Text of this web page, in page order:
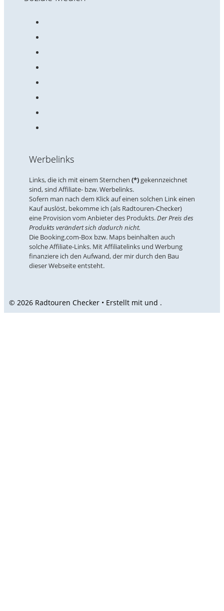
Werbelinks
Links, die ich mit einem Sternchen (*)gekennzeichnet
sind, sind Affiliate- bzw. Werbelinks.
Sofern man nach dem Klick auf einen solchen Link einen
Kauf auslöst, bekomme ich (als Radtouren-Checker)
eine Provision vom Anbieter des Produkts.Der Preis des
Produkts verändert sich dadurch nicht.
Die Booking.com-Box bzw. Maps beinhalten auch
solche Affiliate-Links. Mit Affiliatelinks und Werbung
finanziere ich den Aufwand, der mir durch den Bau
dieser Webseite entsteht.
© 2026 Radtouren Checker • Erstellt mit und .